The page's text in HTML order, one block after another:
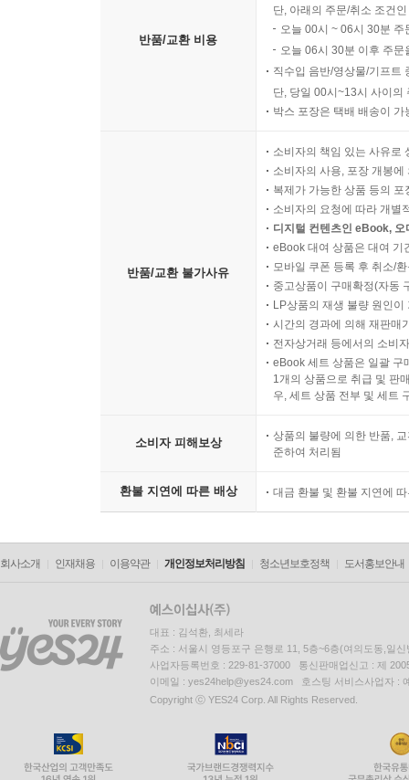
반품/교환 비용
단, 아래의 주문/취소 조건
오늘 00시 ~ 06시 30분
오늘 06시 30분 이후 주
직수입 음반/영상물/기프트
단, 당일 00시~13시 사이의
박스 포장은 택배 배송이
반품/교환 불가사유
소비자의 책임 있는 사유로
소비자의 사용, 포장 개봉
복제가 가능한 상품 등의
소비자의 요청에 따라 개별
디지털 컨텐츠인 eBook,
eBook 대여 상품은 대여 기
모바일 쿠폰 등록 후 취소/
중고상품이 구매확정(자동
LP상품의 재생 불량 원인
시간의 경과에 의해 재판매
전자상거래 등에서의 소비
eBook 세트 상품은 일괄 구
1개의 상품으로 취급 및 판
우, 세트 상품 전부 및 세트
소비자 피해보상
상품의 불량에 의한 반품,
준하여 처리됨
환불 지연에 따른 배상 대금 환불 및 환불 지연에
회사소개 인재채용 이용약관 개인정보처리방침 청소년보호정책 도서홍보안내
대표 : 김석환, 최세라
주소 : 서울시 영등포구 은행로 11, 5층~6층(여의도동,일신
사업자등록번호 : 229-81-37000 통신판매업신고 : 제
이메일 : yes24help@yes24.com 호스팅 서비스사업자 :
Copyright ⓒ YES24 Corp. All Rights Reserved.